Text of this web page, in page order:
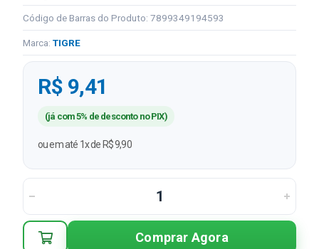
Código de Barras do Produto: 7899349194593
Marca: TIGRE
R$ 9,41
(já com 5% de desconto no PIX)
ou em até 1x de R$ 9,90
Comprar Agora